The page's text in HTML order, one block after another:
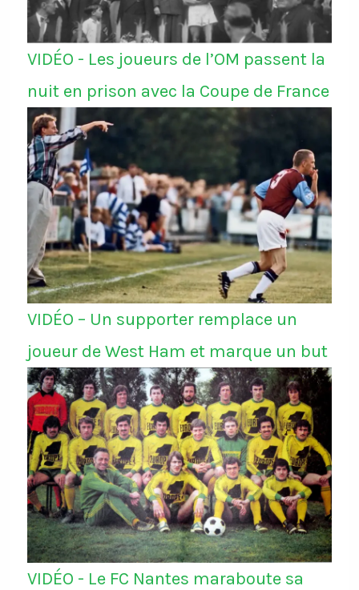
VIDÉO - Les joueurs de l’OM passent la
nuit en prison avec la Coupe de France
VIDÉO – Un supporter remplace un
joueur de West Ham et marque un but
VIDÉO - Le FC Nantes maraboute sa